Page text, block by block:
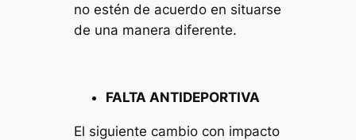
no estén de acuerdo en situarse
de una manera diferente.
FALTA ANTIDEPORTIVA
El siguiente cambio con impacto